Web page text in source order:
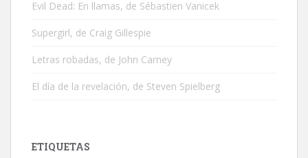
Evil Dead: En llamas, de Sébastien Vanicek
Supergirl, de Craig Gillespie
Letras robadas, de John Carney
El día de la revelación, de Steven Spielberg
ETIQUETAS